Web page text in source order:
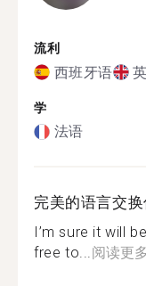
流利
西班牙语
学
法语
完美的语言交
I’m sure it will
free to...阅读更多